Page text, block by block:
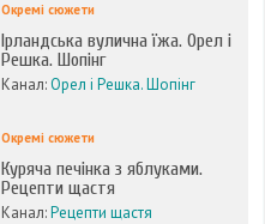
Окремі сюжети
Ірландська вулична їжа. Орел і
Решка. Шопінг
Канал:Орел і Решка. Шопінг
Окремі сюжети
Куряча печінка з яблуками.
Рецепти щастя
Канал:Рецепти щастя